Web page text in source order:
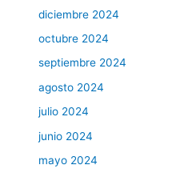
diciembre 2024
octubre 2024
septiembre 2024
agosto 2024
julio 2024
junio 2024
mayo 2024